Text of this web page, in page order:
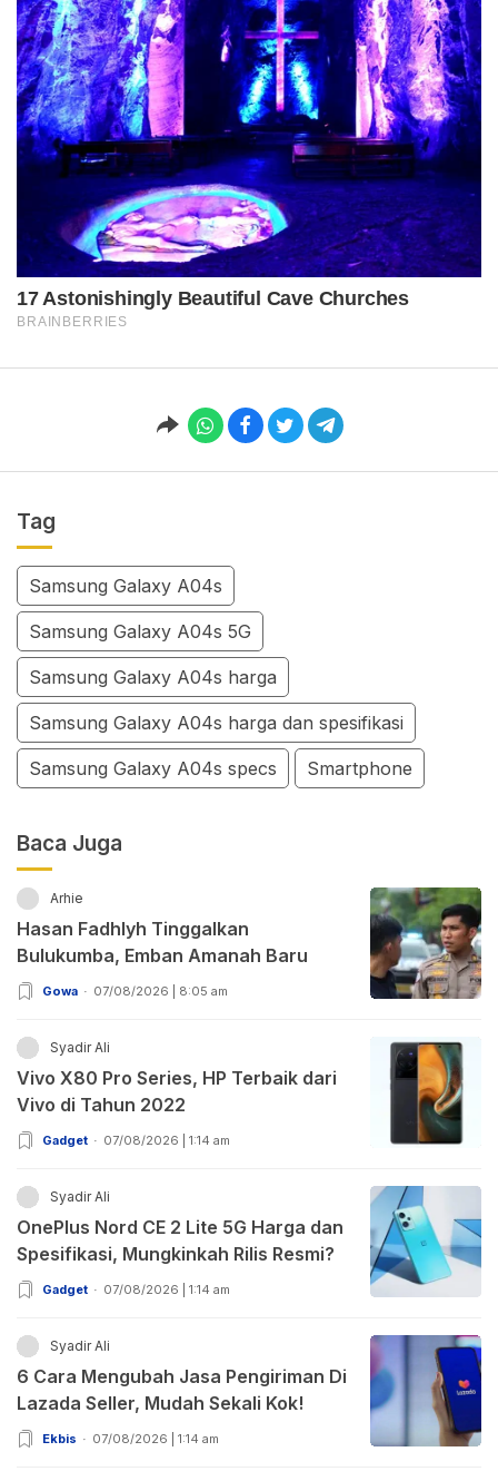
Tag
Samsung Galaxy A04s
Samsung Galaxy A04s 5G
Samsung Galaxy A04s harga
Samsung Galaxy A04s harga dan spesifikasi
Samsung Galaxy A04s specs Smartphone
Baca Juga
Arhie
Hasan Fadhlyh Tinggalkan
Bulukumba, Emban Amanah Baru
Gowa 07/08/2026 | 8:05 am
Syadir Ali
Vivo X80 Pro Series, HP Terbaik dari
Vivo di Tahun 2022
Gadget 07/08/2026 | 1:14 am
Syadir Ali
OnePlus Nord CE 2 Lite 5G Harga dan
Spesifikasi, Mungkinkah Rilis Resmi?
Gadget 07/08/2026 | 1:14 am
Syadir Ali
6 Cara Mengubah Jasa Pengiriman Di
Lazada Seller, Mudah Sekali Kok!
Ekbis 07/08/2026 | 1:14 am